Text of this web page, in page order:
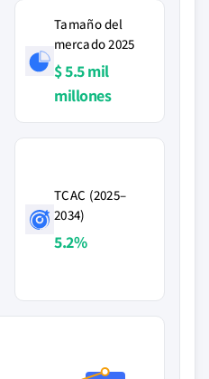
Tamaño del
mercado 2025
$ 5.5 mil
millones
TCAC (2025–
2034)
5.2%